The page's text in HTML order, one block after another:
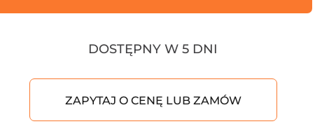
DOSTĘPNY W 5 DNI
ZAPYTAJ O CENĘ LUB ZAMÓW